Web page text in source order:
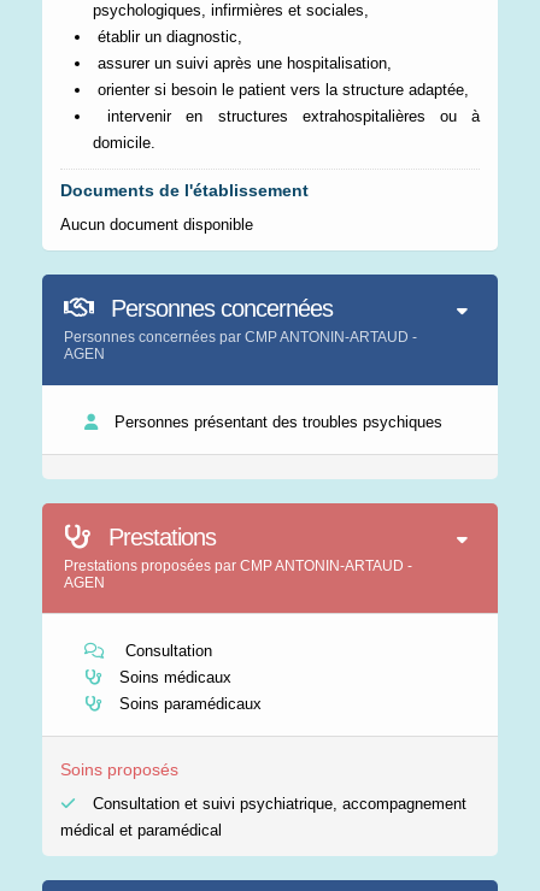
psychologiques, infirmières et sociales,
établir un diagnostic,
assurer un suivi après une hospitalisation,
orienter si besoin le patient vers la structure adaptée,
intervenir en structures extrahospitalières ou à
domicile.
Documents de l'établissement
Aucun document disponible
Personnes concernées
Personnes concernées par CMP ANTONIN-ARTAUD -
AGEN
Personnes présentant des troubles psychiques
Prestations
Prestations proposées par CMP ANTONIN-ARTAUD -
AGEN
Consultation
Soins médicaux
Soins paramédicaux
Soins proposés
Consultation et suivi psychiatrique, accompagnement
médical et paramédical